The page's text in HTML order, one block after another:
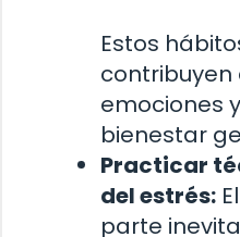
Estos
contribuyen
emociones
bienestar
Practicar
del estrés:
parte